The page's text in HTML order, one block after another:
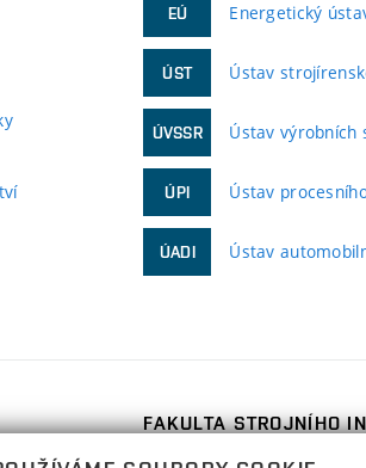
EÚ Energetický
ÚST Ústav
ÚVSSR Ústav výrobních
ÚPI Ústav
ÚADI Ústav
FAKULTA STROJNÍHO